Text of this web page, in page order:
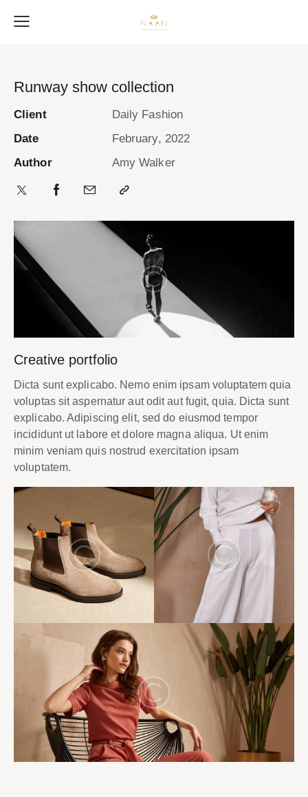
Runway show collection
Creative portfolio
Dicta sunt explicabo. Nemo enim ipsam voluptatem quia
voluptas sit aspernatur aut odit aut fugit, quia. Dicta sunt
explicabo. Adipiscing elit, sed do eiusmod tempor
incididunt ut labore et dolore magna aliqua. Ut enim
minim veniam quis nostrud exercitation ipsam
voluptatem.
Client
Daily Fashion
Date
February, 2022
Author
Amy Walker